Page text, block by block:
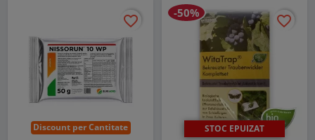
Discount per Cantitate
favorite_border
favorite_border
STOC EPUIZAT
favorite_border
favorite_border
-50%